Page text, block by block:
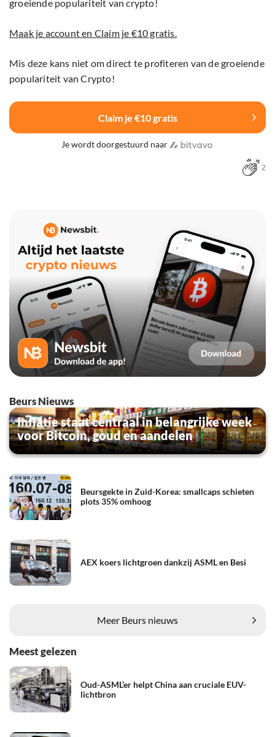
groeiende populariteit van crypto!
Maak je account en Claim je €10 gratis.
Mis deze kans niet om direct te profiteren van de groeiende
populariteit van Crypto!
Claim je €10 gratis
Je wordt doorgestuurd naar
2
Beurs Nieuws
Inflatie staat centraal in belangrijke week
voor Bitcoin, goud en aandelen
Beursgekte in Zuid-Korea: smallcaps schieten
plots 35% omhoog
AEX koers lichtgroen dankzij ASML en Besi
Meer Beurs nieuws
Meest gelezen
Oud-ASML’er helpt China aan cruciale EUV-
lichtbron